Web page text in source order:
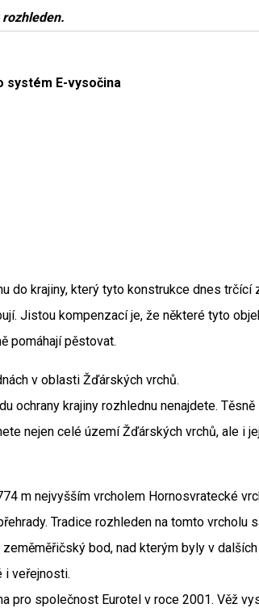
systém E-vysočina
do krajiny, který tyto konstrukce dnes trčící
Jistou kompenzací je, že některé tyto
pomáhají pěstovat.
v oblasti Žďárských vrchů.
ochrany krajiny rozhlednu nenajdete.
nejen celé území Žďárských vrchů, ale i
m nejvyšším vrcholem Hornosvratecké
Tradice rozhleden na tomto vrcholu
bod, nad kterým byly v
i veřejnosti.
pro společnost Eurotel v roce 2001. Věž